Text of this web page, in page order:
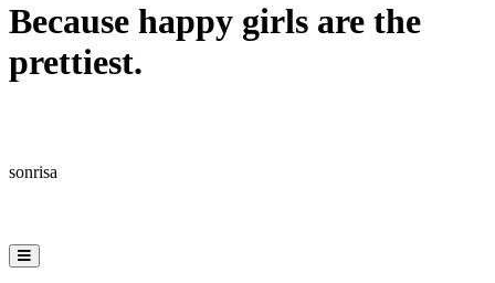
Because happy girls are the
prettiest.
sonrisa